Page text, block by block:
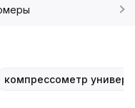
компрессометр